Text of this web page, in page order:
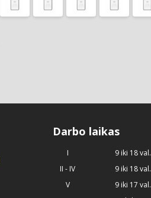
Darbo laikas
I
9 iki 18 val.
II - IV
9 iki 18 val.
V
9 iki 17 val.